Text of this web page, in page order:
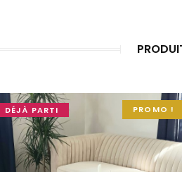
PROMO !
DÉJÀ PARTI